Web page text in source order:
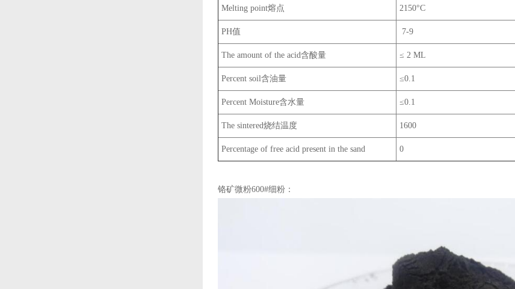
Melting point熔点 2150°C
PH值 7-9
The amount of the acid含酸量 ≤ 2 ML
Percent soil含油量 ≤0.1
Percent Moisture含水量 ≤0.1
The sintered烧结温度 1600
Percentage of free acid present in the sand 0
铬矿微粉600#细粉：